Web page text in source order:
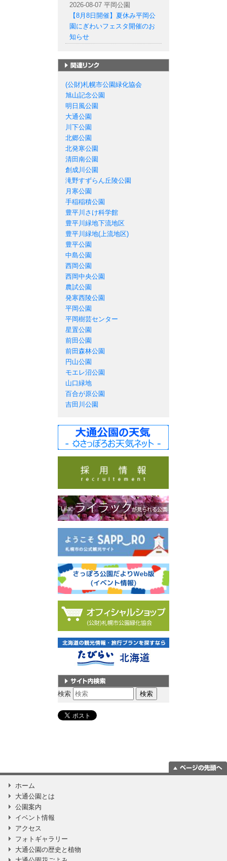
2026-08-07 平岡公園
【8月8日開催】夏休み平岡公
園にぎわいフェスタ開催のお
知らせ
(公財)札幌市公園緑化協会
旭山記念公園
明日風公園
大通公園
川下公園
北郷公園
北発寒公園
清田南公園
創成川公園
滝野すずらん丘陵公園
月寒公園
手稲稲積公園
豊平川さけ科学館
豊平川緑地下流地区
豊平川緑地(上流地区)
豊平公園
中島公園
西岡公園
西岡中央公園
農試公園
発寒西陵公園
平岡公園
平岡樹芸センター
星置公園
前田公園
前田森林公園
円山公園
モエレ沼公園
山口緑地
百合が原公園
吉田川公園
サイト内検索
検索
ホーム
大通公園とは
公園案内
イベント情報
アクセス
フォトギャラリー
大通公園の歴史と植物